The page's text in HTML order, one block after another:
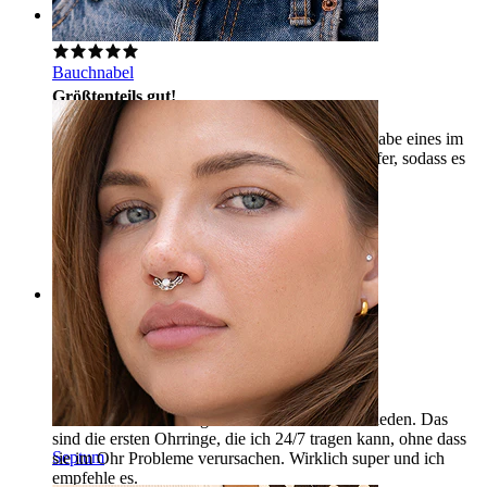
Bauchnabel
Septum
Rating
Größtenteils gut!
Passt sehr gut zu verschiedenen Piercings, ich habe eines im
Helix. Eines der Schmuckstücke war etwas steifer, sodass es
schwierig war, es zu befestigen.
Tiia Verifizierter Kauf
AI-Übersetzung Original anzeigen
Rating
Vollkommenheit!!
Meine erste Bestellung und ich bin absolut zufrieden. Das
sind die ersten Ohrringe, die ich 24/7 tragen kann, ohne dass
sie im Ohr Probleme verursachen. Wirklich super und ich
empfehle es.